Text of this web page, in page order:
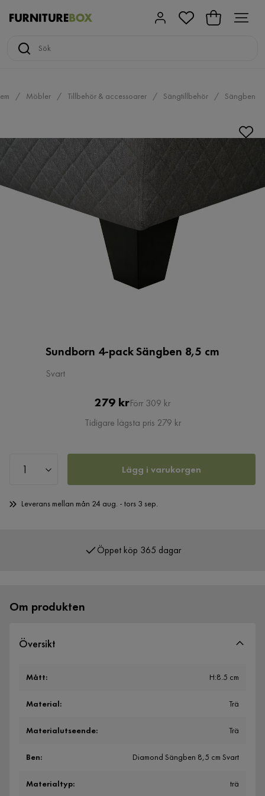
Möbler Tillbehör & accessoarer Sängtillbehör Sängben
Sundborn 4-pack Sängben 8,5 cm
Svart
Pris
279 krOriginal
Pris
Förr 309 kr
Tidigare lägsta pris 279 kr
Lägg i varukorgen
Leverans mellan mån 24 aug. - tors 3 sep.
Öppet köp 365 dagar
Om produkten
Översikt
Mått: H:8.5 cm
Material: Trä
Materialutseende: Trä
Ben: Diamond Sängben 8,5 cm Svart
Materialtyp: trä